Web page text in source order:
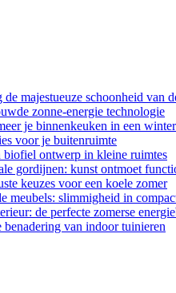
majestueuze schoonheid van
zonne-energie technologie
je binnenkeuken in een
voor je buitenruimte
biofiel ontwerp in kleine ruimtes
gordijnen: kunst ontmoet
keuzes voor een koele zomer
meubels: slimmigheid in
de perfecte zomerse
van indoor tuinieren